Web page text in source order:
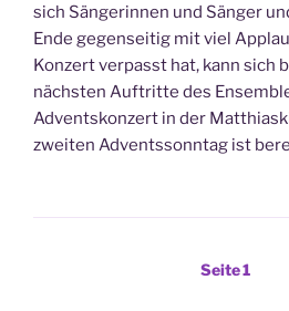
sich Sängerinnen und Sänger
Ende gegenseitig mit viel
Konzert verpasst hat, kann sich
nächsten Auftritte des
Adventskonzert in der
zweiten Adventssonntag ist
Seitennummerierung
Seite1